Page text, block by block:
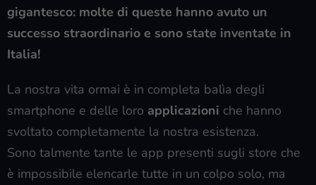
gigantesco: molte di queste hanno avuto un
successo straordinario e sono state inventate in
Italia!
La nostra vita ormai è in completa balìa degli
smartphone e delle loro applicazioni che hanno
svoltato completamente la nostra esistenza.
Sono talmente tante le app presenti sugli store che
è impossibile elencarle tutte in un colpo solo, ma